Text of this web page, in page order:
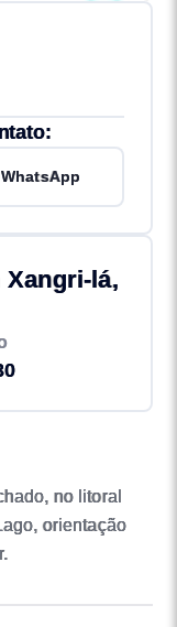
WhatsApp
Xangri-lá,
no litoral
orientação